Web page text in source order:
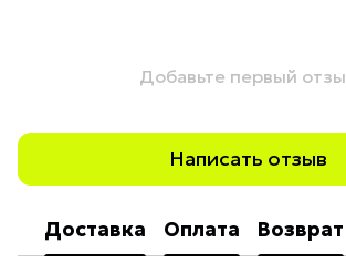
Добавьте первый
Написать отзыв
Доставка Оплата Возврат